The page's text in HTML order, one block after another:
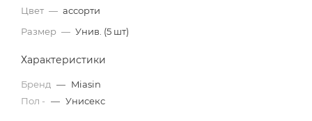
Цвет — ассорти
Размер — Унив. (5 шт)
Характеристики
Бренд — Miasin
Пол - — Унисекс